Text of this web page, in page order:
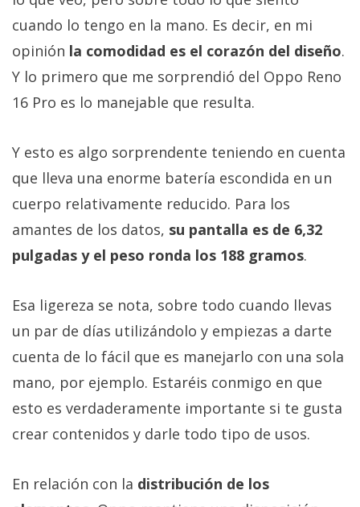
cuando lo tengo en la mano. Es decir, en mi
opinión la comodidad es el corazón del diseño.
Y lo primero que me sorprendió del Oppo Reno
16 Pro es lo manejable que resulta.
Y esto es algo sorprendente teniendo en cuenta
que lleva una enorme batería escondida en un
cuerpo relativamente reducido. Para los
amantes de los datos, su pantalla es de 6,32
pulgadas y el peso ronda los 188 gramos.
Esa ligereza se nota, sobre todo cuando llevas
un par de días utilizándolo y empiezas a darte
cuenta de lo fácil que es manejarlo con una sola
mano, por ejemplo. Estaréis conmigo en que
esto es verdaderamente importante si te gusta
crear contenidos y darle todo tipo de usos.
En relación con la distribución de los